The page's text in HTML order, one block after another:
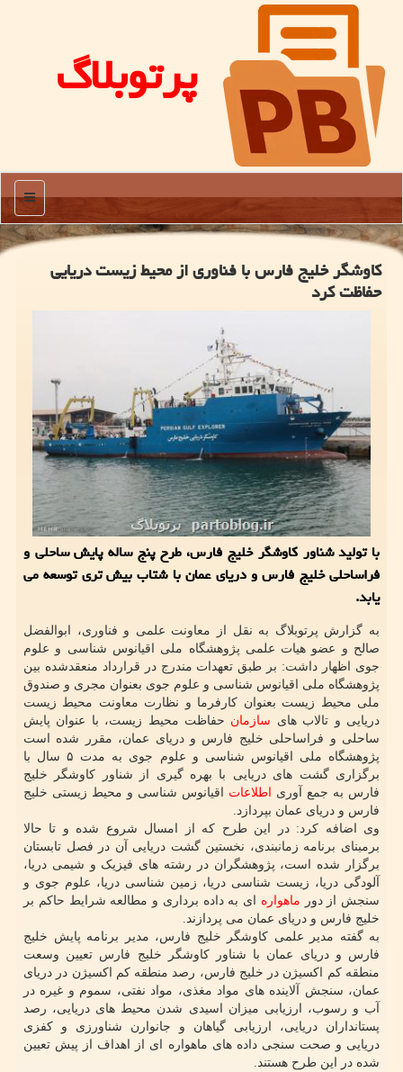
پرتوبلاگ
منو
کاوشگر خلیج فارس با فناوری از محیط زیست دریایی
حفاظت کرد
با تولید شناور کاوشگر خلیج فارس، طرح پنج ساله پایش ساحلی و
فراساحلی خلیج فارس و دریای عمان با شتاب بیش تری توسعه می
یابد.
به گزارش پرتوبلاگ به نقل از معاونت علمی و فناوری، ابوالفضل
صالح و عضو هیات علمی پژوهشگاه ملی اقیانوس شناسی و علوم
جوی اظهار داشت: بر طبق تعهدات مندرج در قرارداد منعقدشده بین
پژوهشگاه ملی اقیانوس شناسی و علوم جوی بعنوان مجری و صندوق
ملی محیط زیست بعنوان کارفرما و نظارت معاونت محیط زیست
دریایی و تالاب های سازمان حفاظت محیط زیست، با عنوان پایش
ساحلی و فراساحلی خلیج فارس و دریای عمان، مقرر شده است
پژوهشگاه ملی اقیانوس شناسی و علوم جوی به مدت ۵ سال با
برگزاری گشت های دریایی با بهره گیری از شناور کاوشگر خلیج
فارس به جمع آوری
اطلاعات اقیانوس شناسی و محیط زیستی خلیج
فارس و دریای عمان بپردازد.
وی اضافه کرد: در این طرح که از امسال شروع شده و تا حالا
برمبنای برنامه زمانبندی، نخستین گشت دریایی آن در فصل تابستان
برگزار شده است، پژوهشگران در رشته های فیزیک و شیمی دریا،
آلودگی دریا، زیست شناسی دریا، زمین شناسی دریا، علوم جوی و
سنجش از دور ماهواره ای به داده برداری و مطالعه شرایط حاکم بر
خلیج فارس و دریای عمان می پردازند.
به گفته مدیر علمی کاوشگر خلیج فارس، مدیر برنامه پایش خلیج
فارس و دریای عمان با شناور کاوشگر خلیج فارس تعیین وسعت
منطقه کم اکسیژن در خلیج فارس، رصد منطقه کم اکسیژن در دریای
عمان، سنجش آلاینده های مواد مغذی، مواد نفتی، سموم و غیره در
آب و رسوب، ارزیابی میزان اسیدی شدن محیط های دریایی، رصد
پستانداران دریایی، ارزیابی گیاهان و جانوارن شناورزی و کفزی
دریایی و صحت سنجی داده های ماهواره ای از اهداف از پیش تعیین
شده در این طرح هستند.